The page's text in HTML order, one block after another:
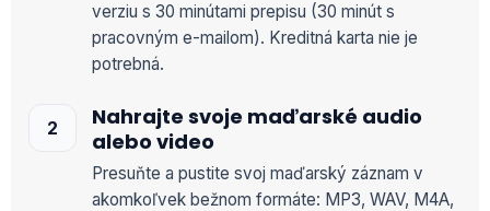
verziu s 30 minútami prepisu (30 minút s
pracovným e-mailom). Kreditná karta nie je
potrebná.
Nahrajte svoje maďarské audio
alebo video
Presuňte a pustite svoj maďarský záznam v
akomkoľvek bežnom formáte: MP3, WAV, M4A,